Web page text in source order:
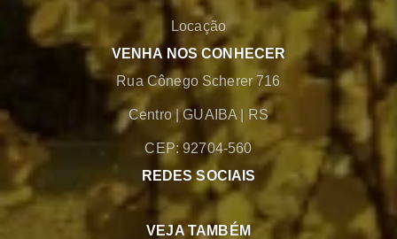
Locação
VENHA NOS CONHECER
Rua Cônego Scherer 716
Centro |GUAIBA RS
CEP: 92704-560
REDES SOCIAIS
VEJA TAMBÉM